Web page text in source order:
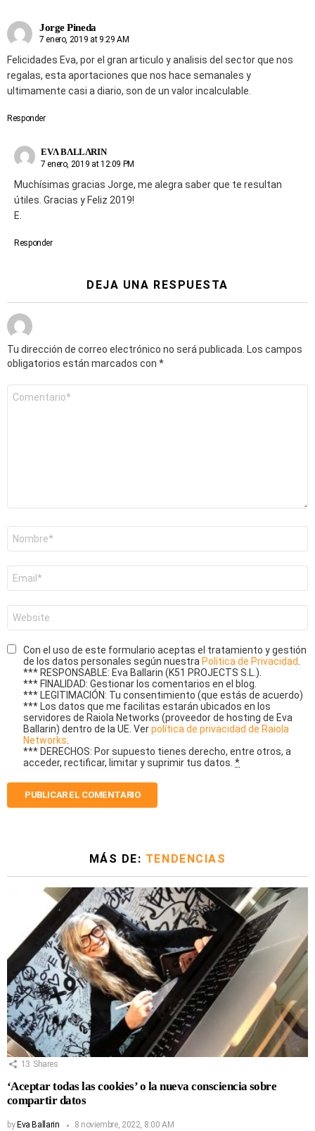
Jorge Pineda
7 enero, 2019 at 9:29 AM
Felicidades Eva, por el gran articulo y analisis del sector que nos
regalas, esta aportaciones que nos hace semanales y
ultimamente casi a diario, son de un valor incalculable.
Responder
EVΛ BΛLLΛRIN
7 enero, 2019 at 12:09 PM
Muchísimas gracias Jorge, me alegra saber que te resultan
útiles. Gracias y Feliz 2019!
E.
Responder
DEJA UNA RESPUESTA
Tu dirección de correo electrónico no será publicada. Los campos
obligatorios están marcados con *
electrónico
*
Con el uso de este formulario aceptas el tratamiento y gestión
de los datos personales según nuestra Política de Privacidad
*** RESPONSABLE: Eva Ballarin (K51 PROJECTS S.L.).
*** FINALIDAD: Gestionar los comentarios en el blog.
*** LEGITIMACIÓN: Tu consentimiento (que estás de acuerdo)
*** Los datos que me facilitas estarán ubicados en los
servidores de Raiola Networks (proveedor de hosting de Eva
Ballarin) dentro de la UE. Verpolítica de privacidad de Raiola
Networks
*** DERECHOS: Por supuesto tienes derecho, entre otros, a
acceder, rectificar, limitar y suprimir tus datos. *
MÁS DE: TENDENCIAS
13 Shares
‘Aceptar todas las cookies’ o la nueva consciencia sobre
compartir datos
by Eva Ballarin 8 noviembre, 2022, 8:00 AM